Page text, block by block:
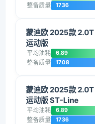
整备质量 1736
蒙迪欧 2025款
运动版
平均油耗 6.89
整备质量 1708
蒙迪欧 2025款
运动版 ST-Line
平均油耗 6.89
整备质量 1736